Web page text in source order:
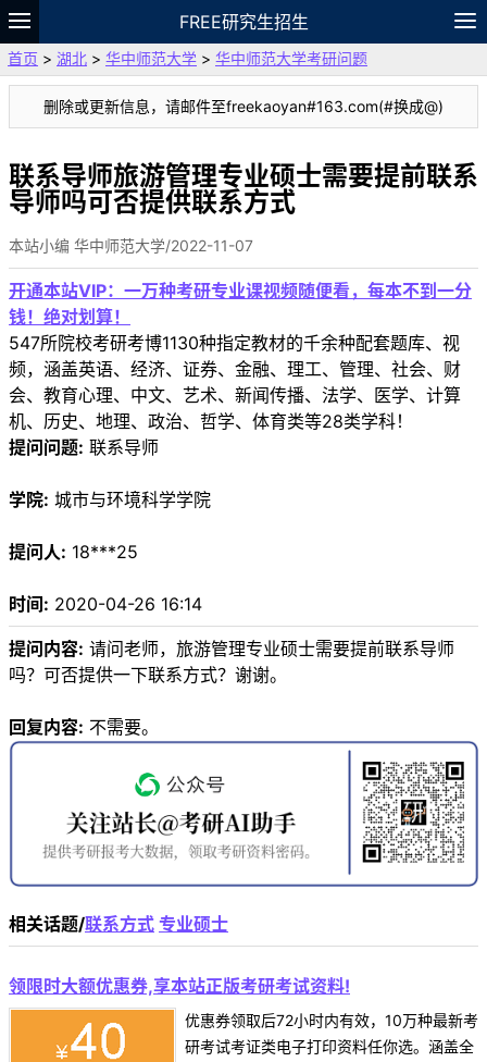
FREE研究生招生
题库
故事 专题 APP 笔记
论坛
VIP
资料
首页 > 湖北 > 华中师范大学 > 华中师范大学考研问题
删除或更新信息，请邮件至freekaoyan#163.com(#换成@)
联系导师旅游管理专业硕士需要提前联系
导师吗可否提供联系方式
本站小编 华中师范大学/2022-11-07
开通本站VIP：一万种考研专业课视频随便看，每本不到一分
钱！绝对划算！
547所院校考研考博1130种指定教材的千余种配套题库、视
频，涵盖英语、经济、证券、金融、理工、管理、社会、财
会、教育心理、中文、艺术、新闻传播、法学、医学、计算
机、历史、地理、政治、哲学、体育类等28类学科！
提问问题: 联系导师
学院: 城市与环境科学学院
提问人: 18***25
时间: 2020-04-26 16:14
提问内容: 请问老师，旅游管理专业硕士需要提前联系导师
吗？可否提供一下联系方式？谢谢。
回复内容: 不需要。
相关话题/联系方式 专业硕士
领限时大额优惠券,享本站正版考研考试资料!
优惠券领取后72小时内有效，10万种最新考
研考试考证类电子打印资料任你选。涵盖全